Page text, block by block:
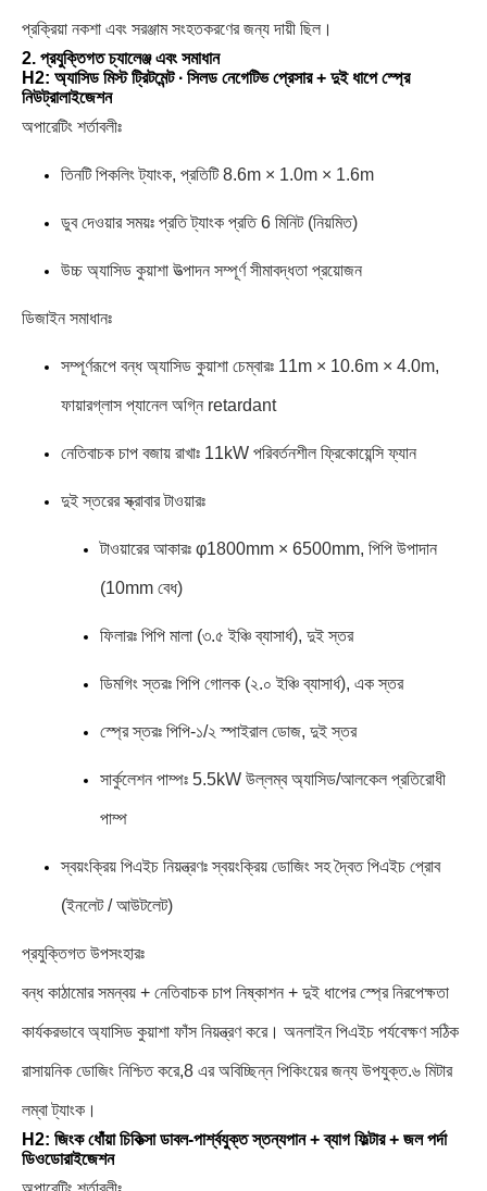
প্রক্রিয়া নকশা এবং সরঞ্জাম সংহতকরণের জন্য দায়ী ছিল।
2. প্রযুক্তিগত চ্যালেঞ্জ এবং সমাধান
H2: অ্যাসিড মিস্ট ট্রিটমেন্ট ∙ সিলড নেগেটিভ প্রেসার + দুই ধাপে স্প্রে
নিউট্রালাইজেশন
অপারেটিং শর্তাবলীঃ
তিনটি পিকলিং ট্যাংক, প্রতিটি 8.6m × 1.0m × 1.6m
ডুব দেওয়ার সময়ঃ প্রতি ট্যাংক প্রতি 6 মিনিট (নিয়মিত)
উচ্চ অ্যাসিড কুয়াশা উত্পাদন সম্পূর্ণ সীমাবদ্ধতা প্রয়োজন
ডিজাইন সমাধানঃ
সম্পূর্ণরূপে বন্ধ অ্যাসিড কুয়াশা চেম্বারঃ 11m × 10.6m × 4.0m,
ফায়ারগ্লাস প্যানেল অগ্নি retardant
নেতিবাচক চাপ বজায় রাখাঃ 11kW পরিবর্তনশীল ফ্রিকোয়েন্সি ফ্যান
দুই স্তরের স্ক্রাবার টাওয়ারঃ
টাওয়ারের আকারঃ φ1800mm × 6500mm, পিপি উপাদান
(10mm বেধ)
ফিলারঃ পিপি মালা (৩.৫ ইঞ্চি ব্যাসার্ধ), দুই স্তর
ডিমগিং স্তরঃ পিপি গোলক (২.০ ইঞ্চি ব্যাসার্ধ), এক স্তর
স্প্রে স্তরঃ পিপি-১/২ স্পাইরাল ডোজ, দুই স্তর
সার্কুলেশন পাম্পঃ 5.5kW উল্লম্ব অ্যাসিড/আলকেল প্রতিরোধী
পাম্প
স্বয়ংক্রিয় পিএইচ নিয়ন্ত্রণঃ স্বয়ংক্রিয় ডোজিং সহ দ্বৈত পিএইচ প্রোব
(ইনলেট / আউটলেট)
প্রযুক্তিগত উপসংহারঃ
বন্ধ কাঠামোর সমন্বয় + নেতিবাচক চাপ নিষ্কাশন + দুই ধাপের স্প্রে নিরপেক্ষতা
কার্যকরভাবে অ্যাসিড কুয়াশা ফাঁস নিয়ন্ত্রণ করে। অনলাইন পিএইচ পর্যবেক্ষণ সঠিক
রাসায়নিক ডোজিং নিশ্চিত করে,8 এর অবিচ্ছিন্ন পিকিংয়ের জন্য উপযুক্ত.৬ মিটার
লম্বা ট্যাংক।
H2: জিংক ধোঁয়া চিকিত্সা ডাবল-পার্শ্বযুক্ত স্তন্যপান + ব্যাগ ফিল্টার + জল পর্দা
ডিওডোরাইজেশন